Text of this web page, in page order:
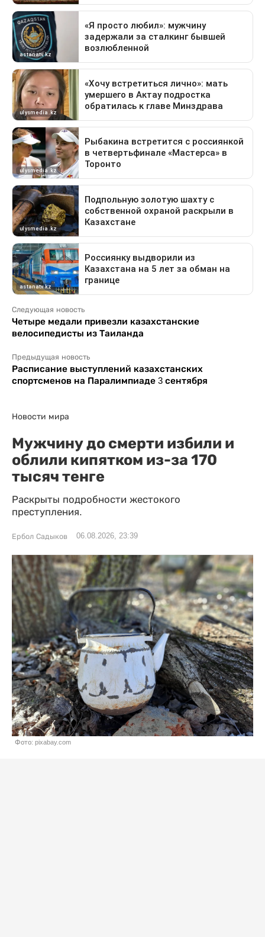
Следующая новость
Четыре медали привезли казахстанские
велосипедисты из Таиланда
Предыдущая новость
Расписание выступлений казахстанских
спортсменов на Паралимпиаде 3 сентября
Новости мира
Мужчину до смерти избили и
облили кипятком из-за 170
тысяч тенге
Раскрыты подробности жестокого
преступления.
Ербол Садыков 06.08.2026, 23:39
Фото: pixabay.com